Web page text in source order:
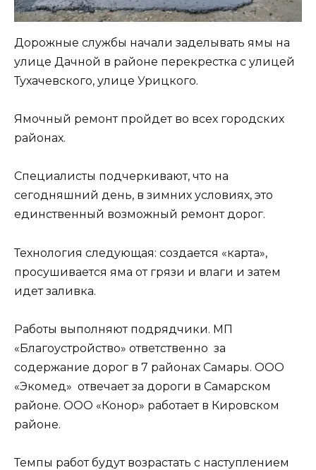
Дорожные службы начали заделывать ямы на
улице Дачной в районе перекрестка с улицей
Тухачевского, улице Урицкого.
Ямочный ремонт пройдет во всех городских
районах.
Специалисты подчеркивают, что на
сегодняшний день, в зимних условиях, это
единственный возможный ремонт дорог.
Технология следующая: создается «карта»,
просушивается яма от грязи и влаги и затем
идет заливка.
Работы выполняют подрядчики. МП
«Благоустройство» ответственно за
содержание дорог в 7 районах Самары. ООО
«Экомед» отвечает за дороги в Самарском
районе. ООО «Конор» работает в Кировском
районе.
Темпы работ будут возрастать с наступлением